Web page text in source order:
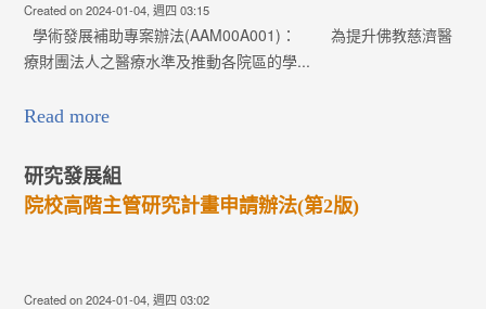
Created on 2024-01-04, 週四 03:15
學術發展補助專案辦法(AAM00A001)： 為提升佛教慈濟醫
療財團法人之醫療水準及推動各院區的學...
Read more
研究發展組
院校高階主管研究計畫申請辦法(第2版)
Created on 2024-01-04, 週四 03:02